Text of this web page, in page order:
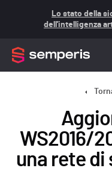
Lo stato della
dell'intelligenza
WS2016/
una rete di